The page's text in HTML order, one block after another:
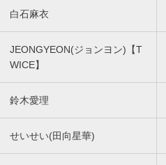
白石麻衣
JEONGYEON(ジョンヨン)【T
WICE】
鈴木愛理
せいせい(田向星華)